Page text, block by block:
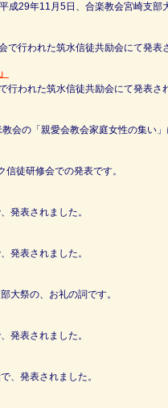
成29年11月5日、合楽教会宮崎支部
行われた筑水信徒共励会にて発表
われた筑水信徒共励会にて発表さ
会の「親愛会教会家庭女性の集い」
徒研修会での発表です。
発表されました。
発表されました。
大祭の、お礼の詞です。
発表されました。
、発表されました。